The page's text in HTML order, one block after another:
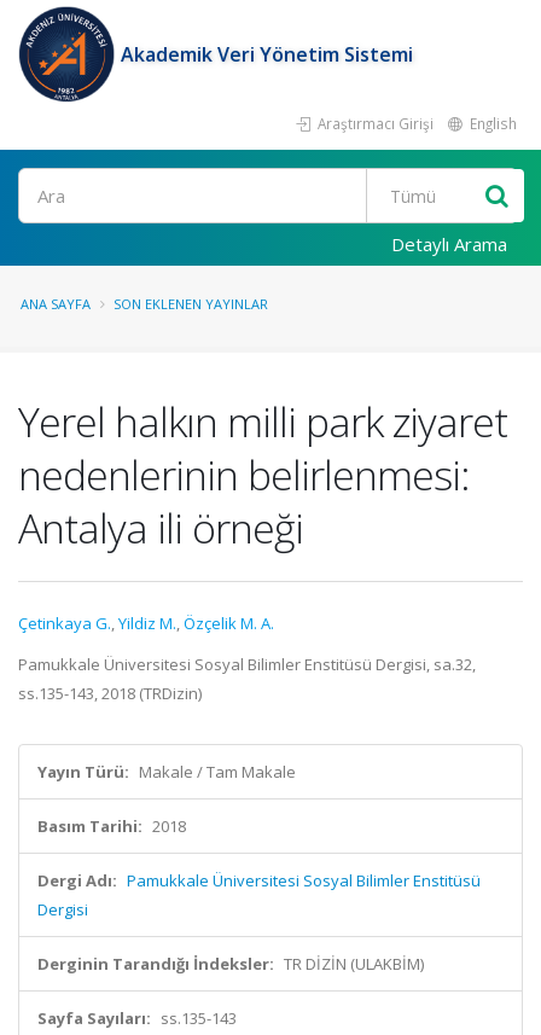
Akademik Veri Yönetim Sistemi
Araştırmacı Girişi English
Ara
Detaylı Arama
ANA SAYFA SON EKLENEN YAYINLAR
Yerel halkın milli park ziyaret
nedenlerinin belirlenmesi:
Antalya ili örneği
Çetinkaya G.,Yildiz M.,Özçelik M. A.
Pamukkale Üniversitesi Sosyal Bilimler Enstitüsü Dergisi, sa.32,
ss.135-143, 2018 (TRDizin)
Yayın Türü: Makale / Tam Makale
Basım Tarihi: 2018
Dergi Adı: Pamukkale Üniversitesi Sosyal Bilimler Enstitüsü
Dergisi
Derginin Tarandığı İndeksler: TR DİZİN (ULAKBİM)
Sayfa Sayıları: ss.135-143